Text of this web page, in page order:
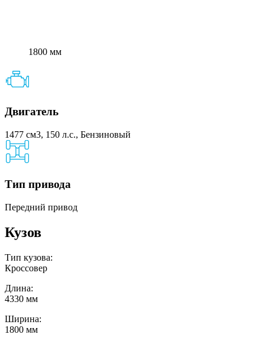
1800 мм
Двигатель
1477 см3, 150 л.с., Бензиновый
Тип привода
Передний привод
Кузов
Тип кузова:
Кроссовер
Длина:
4330 мм
Ширина:
1800 мм